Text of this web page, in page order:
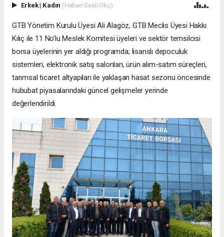
Erkek| Kadın (Haberi Sesli Oku)
GTB Yönetim Kurulu Üyesi Ali Alagöz, GTB Meclis Üyesi Hakkı
Kılıç ile 11 No’lu Meslek Komitesi üyeleri ve sektör temsilcisi
borsa üyelerinin yer aldığı programda; lisanslı depoculuk
sistemleri, elektronik satış salonları, ürün alım-satım süreçleri,
tarımsal ticaret altyapıları ile yaklaşan hasat sezonu öncesinde
hububat piyasalarındaki güncel gelişmeler yerinde
değerlendirildi.